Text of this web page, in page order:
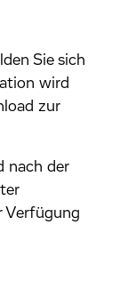
Sie sich
wird
zur
nach der
Verfügung